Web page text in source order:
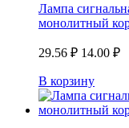
Лампа
монолитный
29.56 ₽ 14.00 ₽
В корзину